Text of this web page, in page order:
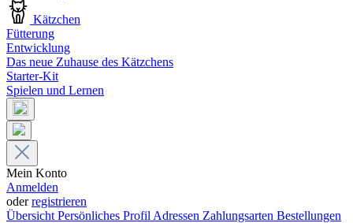
Kätzchen
Fütterung
Entwicklung
Das neue Zuhause des Kätzchens
Starter-Kit
Spielen und Lernen
Mein Konto
Anmelden
oderregistrieren
Übersicht Persönliches Profil Adressen Zahlungsarten Bestellungen